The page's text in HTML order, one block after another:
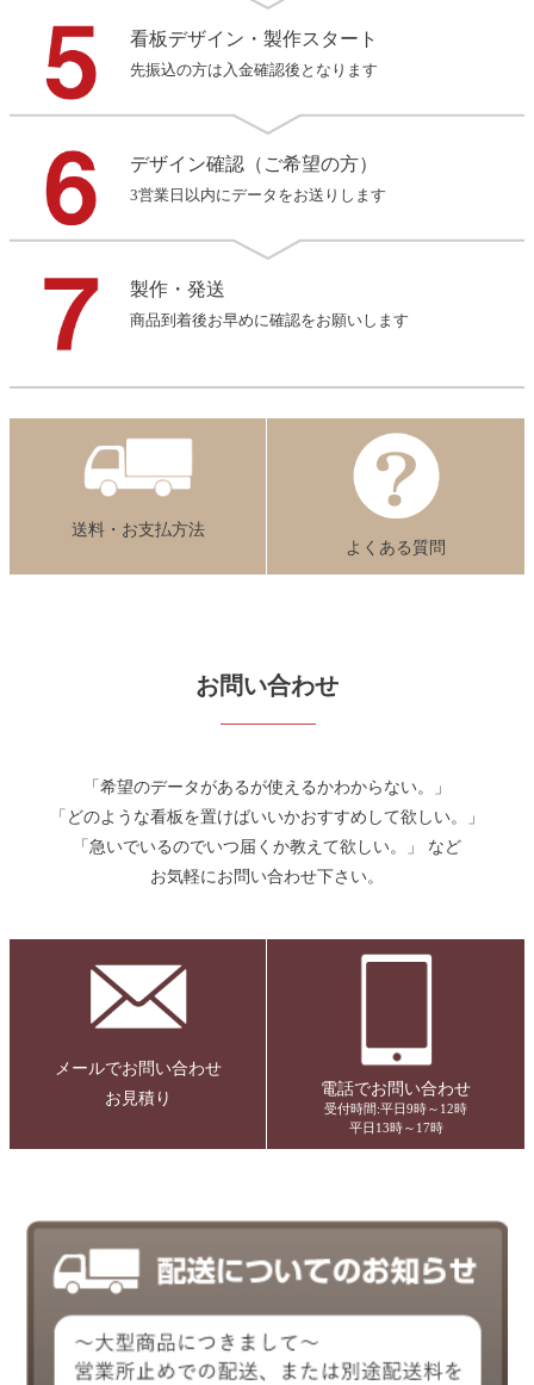
看板デザイン・製作スタート
先振込の方は入金確認後となります
デザイン確認（ご希望の方）
3営業日以内にデータをお送りします
製作・発送
商品到着後お早めに確認をお願いします
送料・お支払方法
よくある質問
お問い合わせ
「希望のデータがあるが使えるかわからない。」
「どのような看板を置けばいいかおすすめして欲しい。」
「急いでいるのでいつ届くか教えて欲しい。」 など
お気軽にお問い合わせ下さい。
メールでお問い合わせ
お見積り
電話でお問い合わせ
受付時間:平日9時～12時
平日13時～17時